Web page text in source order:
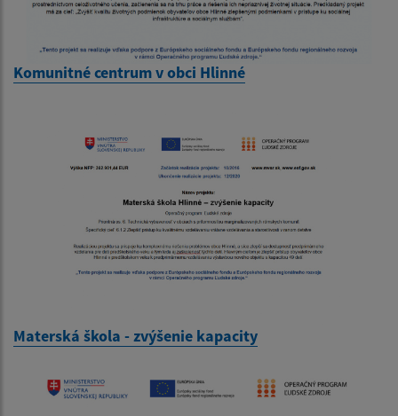
Komunitné centrum v obci Hlinné
Materská škola - zvýšenie kapacity